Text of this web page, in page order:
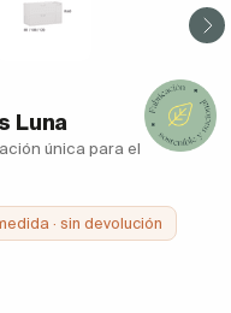
Luna
única para el
· sin devolución